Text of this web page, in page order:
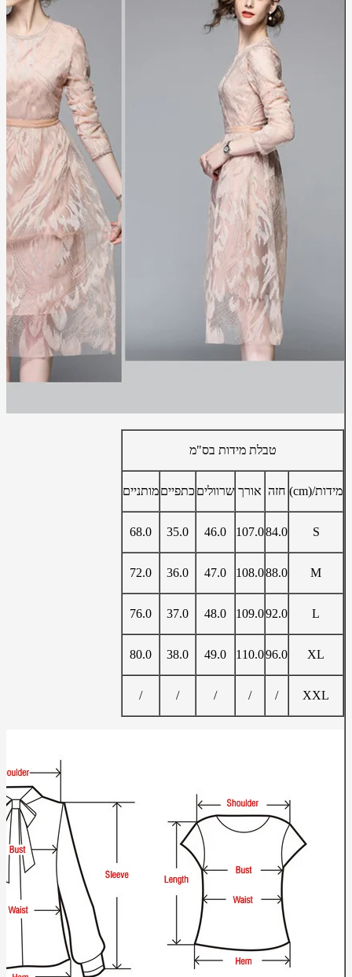
טבלת מידות בס"מ
מידות/(cm) חזה אורך שרוולים כתפייםמותניים
S
84.0
107.0
46.0
35.0
68.0
M
88.0
108.0
47.0
36.0
72.0
L
92.0
109.0
48.0
37.0
76.0
XL
96.0
110.0
49.0
38.0
80.0
XXL
/
/
/
/
/